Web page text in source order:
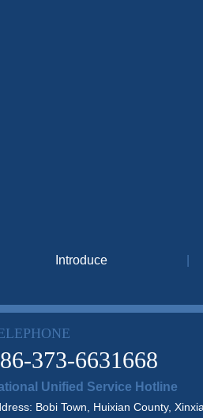
Introduce
373-6631668
Unified Service Hotline
Bobi Town, Huixian County,